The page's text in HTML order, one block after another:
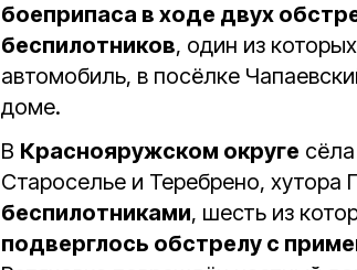
боеприпаса в ходе двух
беспилотников, один из
автомобиль, в посёлке
доме.
В Краснояружском округе
Староселье и Теребрено,
беспилотниками, шесть из
подверглось обстрелу с